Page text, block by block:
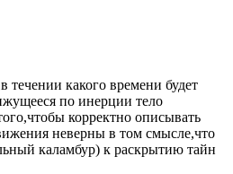
какого времени будет
по инерции тело
корректно описывать
неверны в том смысле,что
каламбур) к раскрытию тайн